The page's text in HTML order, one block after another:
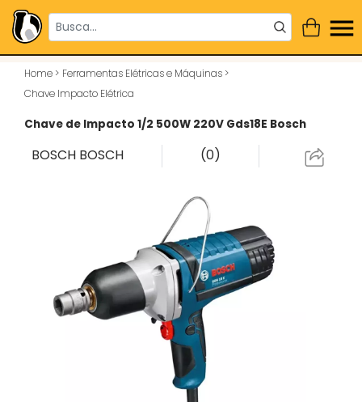
Home > Ferramentas Elétricas e Máquinas >
Chave Impacto Elétrica
Chave de Impacto 1/2 500W 220V Gds18E Bosch
BOSCH BOSCH (0)